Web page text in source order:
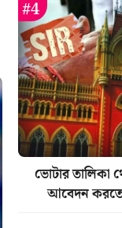
ভোটার তালিকা
আবেদন করতে